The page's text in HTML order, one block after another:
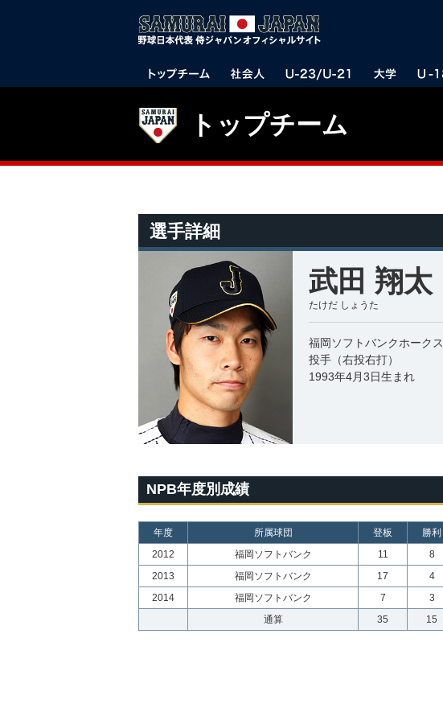
トップチーム
選手詳細
武田 翔太
たけだ しょうた
福岡ソフトバンクホークス
投手（右投右打）
1993年4月3日生まれ
NPB年度別成績
年度 所属球団 登板 勝利
2012
福岡ソフトバンク 11 8
2013
福岡ソフトバンク 17 4
2014
福岡ソフトバンク 7 3
通算
35 15